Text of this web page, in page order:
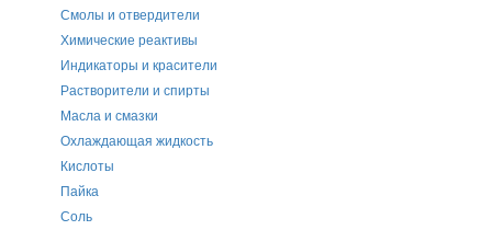
Смолы и отвердители
Химические реактивы
Индикаторы и красители
Растворители и спирты
Масла и смазки
Охлаждающая жидкость
Кислоты
Пайка
Соль